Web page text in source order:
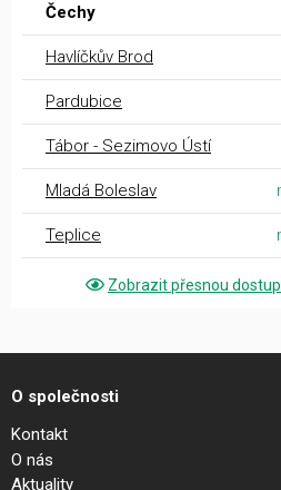
Čechy
Havlíčkův Brod
Pardubice
Tábor - Sezimovo Ústí
Mladá Boleslav
Teplice
Zobrazit přesnou
O společnosti
Kontakt
O nás
Aktuality